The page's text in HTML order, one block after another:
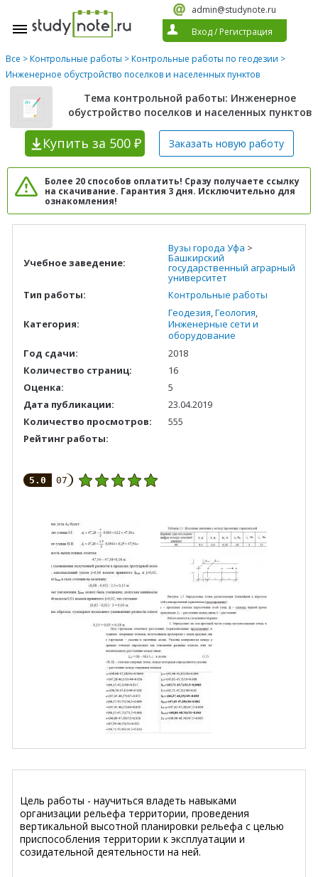
admin@studynote.ru
Вход/ Регистрация
Все >Контрольные работы >Контрольные работы по геодезии >
Инженерное обустройство поселков и населенных пунктов
Тема контрольной работы: Инженерное
обустройство поселков и населенных пунктов
Купить за 500 ₽ Заказать новую работу
Более 20 способов оплатить! Сразу получаете ссылку
на скачивание. Гарантия 3 дня. Исключительно для
ознакомления!
Учебное заведение:
Вузы города Уфа >
Башкирский
государственный аграрный
университет
Тип работы:
Контрольные работы
Категория:
Геодезия,Геология,
Инженерные сети и
оборудование
Год сдачи:
2018
Количество страниц:
16
Оценка:
5
Дата публикации:
23.04.2019
Количество просмотров:
555
Рейтинг работы:
5.0 07
Цель работы - научиться владеть навыками
организации рельефа территории, проведения
вертикальной высотной планировки рельефа с целью
приспособления территории к эксплуатации и
созидательной деятельности на ней.